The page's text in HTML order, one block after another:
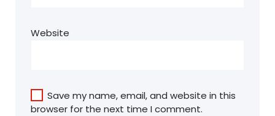
Website
Save my name, email, and website in this
browser for the next time I comment.